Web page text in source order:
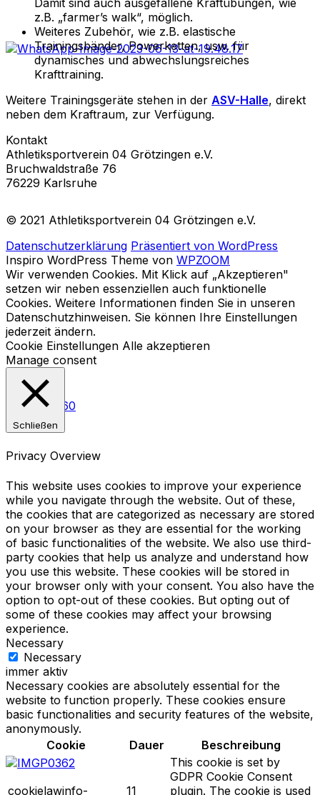
z.B. „farmer’s walk“, möglich.
Weiteres Zubehör, wie z.B. elastische
Trainingsbänder, Powerketten, usw. für
dynamisches und abwechslungsreiches
Krafttraining.
Weitere Trainingsgeräte stehen in der ASV-Halle, direkt
neben dem Kraftraum, zur Verfügung.
Kontakt
Athletiksportverein 04 Grötzingen e.V.
Bruchwaldstraße 76
76229 Karlsruhe
© 2021 Athletiksportverein 04 Grötzingen e.V.
Datenschutzerklärung Präsentiert von WordPress
Inspiro WordPress Theme von WPZOOM
Wir verwenden Cookies. Mit Klick auf „Akzeptieren"
setzen wir neben essenziellen auch funktionelle
Cookies. Weitere Informationen finden Sie in unseren
Datenschutzhinweisen. Sie können Ihre Einstellungen
jederzeit ändern.
Cookie Einstellungen Alle akzeptieren
Manage consent
Schließen
Privacy Overview
This website uses cookies to improve your experience
while you navigate through the website. Out of these,
the cookies that are categorized as necessary are stored
on your browser as they are essential for the working
of basic functionalities of the website. We also use third-
party cookies that help us analyze and understand how
you use this website. These cookies will be stored in
your browser only with your consent. You also have the
option to opt-out of these cookies. But opting out of
some of these cookies may affect your browsing
experience.
Necessary
Necessary
immer aktiv
Necessary cookies are absolutely essential for the
website to function properly. These cookies ensure
basic functionalities and security features of the website,
anonymously.
Cookie
Dauer Beschreibung
cookielawinfo- 11
This cookie is set by
GDPR Cookie Consent
plugin. The cookie is used